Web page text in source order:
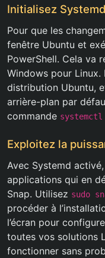
Initialisez Systemd
Pour que les
fenêtre Ubuntu et
PowerShell. Cela va
Windows pour Linux.
distribution Ubuntu,
arrière-plan par
commande
Exploitez la
Avec Systemd
applications qui en
Snap. Utilisez sudo
procéder à
l’écran pour
toutes vos solutions
fonctionner sans